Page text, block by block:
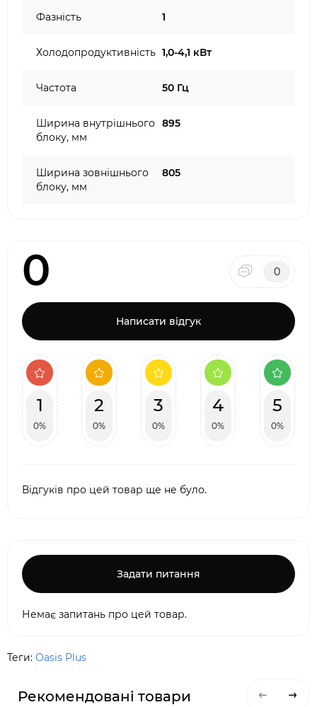
Фазність 1
Холодопродуктивність 1,0-4,1 кВт
Частота 50 Гц
Ширина внутрішнього
блоку, мм
895
Ширина зовнішнього
блоку, мм
805
0 0
Написати відгук
1
0%
2
0%
3
0%
4
0%
5
0%
Відгуків про цей товар ще не було.
Задати питання
Немає запитань про цей товар.
Теги: Oasis Plus
Рекомендовані товари